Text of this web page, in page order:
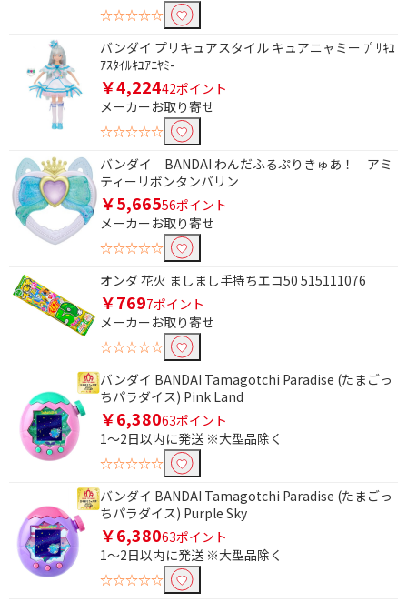
☆☆☆☆☆
バンダイ プリキュアスタイル キュアニャミー ﾌﾟﾘｷﾕ
ｱｽﾀｲﾙｷﾕｱﾆﾔﾐ-
￥4,22442ポイント
メーカーお取り寄せ
☆☆☆☆☆
バンダイ BANDAI わんだふるぷりきゅあ！ アミ
ティーリボンタンバリン
￥5,66556ポイント
メーカーお取り寄せ
☆☆☆☆☆
オンダ 花火 ましまし手持ちエコ50 515111076
￥7697ポイント
メーカーお取り寄せ
☆☆☆☆☆
バンダイ BANDAI Tamagotchi Paradise (たまごっ
ちパラダイス) Pink Land
￥6,38063ポイント
1～2日以内に発送 ※大型品除く
☆☆☆☆☆
バンダイ BANDAI Tamagotchi Paradise (たまごっ
ちパラダイス) Purple Sky
￥6,38063ポイント
1～2日以内に発送 ※大型品除く
☆☆☆☆☆